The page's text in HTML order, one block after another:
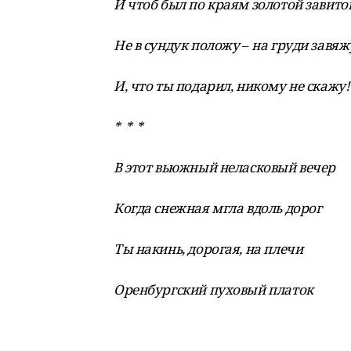
И чтоб был по краям золотой
Не в сундук положу–на груди
И, что ты подарил, никому не скажу!
* * *
В этот вьюжный неласковый вечер
Когда снежная мгла вдоль дорог
Ты накинь, дорогая, на плечи
Оренбургский пуховый платок